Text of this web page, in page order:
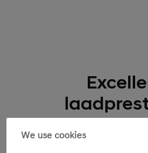
’s Nachts thuis opladen of
We use cookies